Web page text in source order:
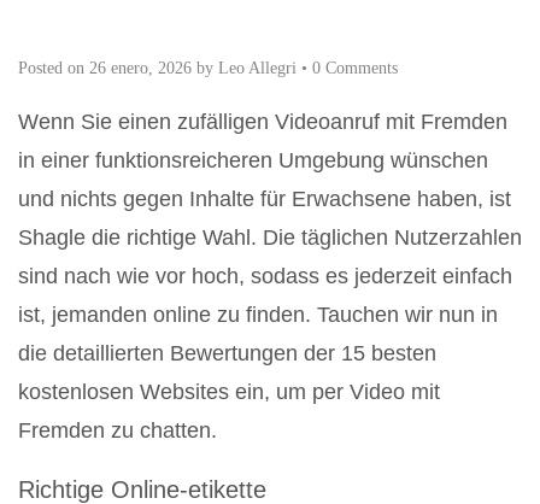
Posted on 26 enero, 2026 by Leo Allegri • 0 Comments
Wenn Sie einen zufälligen Videoanruf mit Fremden
in einer funktionsreicheren Umgebung wünschen
und nichts gegen Inhalte für Erwachsene haben, ist
Shagle die richtige Wahl. Die täglichen Nutzerzahlen
sind nach wie vor hoch, sodass es jederzeit einfach
ist, jemanden online zu finden. Tauchen wir nun in
die detaillierten Bewertungen der 15 besten
kostenlosen Websites ein, um per Video mit
Fremden zu chatten.
Richtige Online-etikette